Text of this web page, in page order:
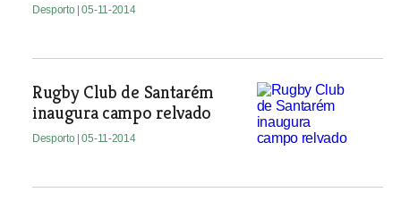
Desporto | 05-11-2014
Rugby Club de Santarém
inaugura campo relvado
Desporto | 05-11-2014